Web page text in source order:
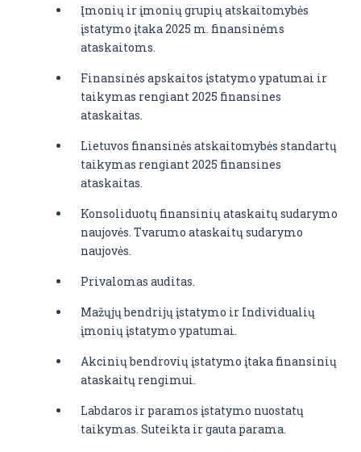
Įmonių ir įmonių grupių atskaitomybės
įstatymo įtaka 2025 m. finansinėms
ataskaitoms.
Finansinės apskaitos įstatymo ypatumai ir
taikymas rengiant 2025 finansines
ataskaitas.
Lietuvos finansinės atskaitomybės standartų
taikymas rengiant 2025 finansines
ataskaitas.
Konsoliduotų finansinių ataskaitų sudarymo
naujovės. Tvarumo ataskaitų sudarymo
naujovės.
Privalomas auditas.
Mažųjų bendrijų įstatymo ir Individualių
įmonių įstatymo ypatumai.
Akcinių bendrovių įstatymo įtaka finansinių
ataskaitų rengimui.
Labdaros ir paramos įstatymo nuostatų
taikymas. Suteikta ir gauta parama.